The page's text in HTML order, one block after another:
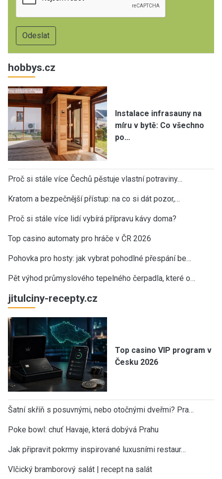
hobbys.cz
Instalace infrasauny na
míru v bytě: Co všechno
po…
Proč si stále více Čechů pěstuje vlastní potraviny…
Kratom a bezpečnější přístup: na co si dát pozor,…
Proč si stále více lidí vybírá přípravu kávy doma?
Top casino automaty pro hráče v ČR 2026
Pohovka pro hosty: jak vybrat pohodlné přespání be…
Pět výhod průmyslového tepelného čerpadla, které o…
jitulciny-recepty.cz
Top casino VIP program v
Česku 2026
Šatní skříň s posuvnými, nebo otočnými dveřmi? Pra…
Poke bowl: chuť Havaje, která dobývá Prahu
Jak připravit pokrmy inspirované luxusními restaur…
Vlčický bramborový salát | recept na salát